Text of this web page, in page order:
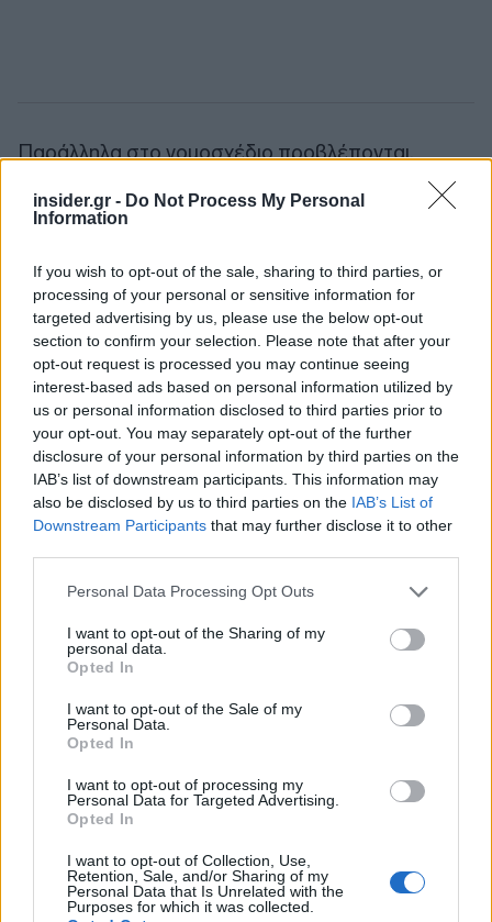
insider.gr - Do Not Process My Personal
Information
If you wish to opt-out of the sale, sharing to third parties, or
processing of your personal or sensitive information for
targeted advertising by us, please use the below opt-out
section to confirm your selection. Please note that after your
opt-out request is processed you may continue seeing
interest-based ads based on personal information utilized by
us or personal information disclosed to third parties prior to
your opt-out. You may separately opt-out of the further
disclosure of your personal information by third parties on the
IAB’s list of downstream participants. This information may
also be disclosed by us to third parties on the IAB’s List of
Downstream Participants that may further disclose it to other
Please note that this website/app uses one or more Google
not limited to your visit or usage behaviour. You may click to
grant or deny consent to Google and its third-party tags to
use your data for below specified purposes in below Google
consent section.
Personal Data Processing Opt Outs
I want to opt-out of the Sharing of my
personal data.
Opted In
I want to opt-out of the Sale of my
Personal Data.
Opted In
I want to opt-out of processing my
Personal Data for Targeted Advertising.
Opted In
I want to opt-out of Collection, Use,
Retention, Sale, and/or Sharing of my
Personal Data that Is Unrelated with the
Purposes for which it was collected.
Παράλληλα στο νομοσχέδιο προβλέπονται,
εργαζομένων του ΕΣΥ και του ΕΚΑΒ στα
βαρέα και ανθυγεινά(νοσηλευτές, βοηθοί
νοσηλευτών, οδηγοί και βοηθοί ασθενοφόρων -
διασωστών) - με δυνατότητα συνταξιοδότησης
στο 62ο έτος με τουλάχιστον 15 έτη ασφάλισης,
εκ των οποίων 12 έτη στις συγκεκριμένες
ειδικότητες ενώ παρέχεται και η δυνατότητα
αναγνώρισης και εξαγοράς προηγούμενου
χρόνου απασχόλησης για συμπλήρωση των
απαιτούμενων προϋποθέσεων ασφάλισης.
Εξομοιώνονται οι προϋποθέσεις
συνταξιοδότησης με εκείνες που ισχύουν για
Δυνατότητα απομακρυσμένης συμμετοχής στη
διαδικασία επίλυσης εργατικών διαφορών στην
Επιθεώρηση Εργασίας.